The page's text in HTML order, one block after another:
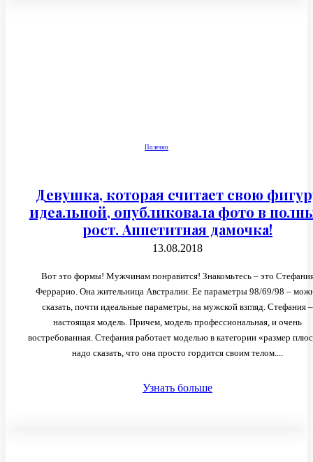
Полезно
Девушка, которая считает свою
идеальной, опубликовала фото в
рост. Аппетитная дамочка!
13.08.2018
Вот это формы! Мужчинам понравится! Знакомьтесь – это
Феррарио. Она жительница Австралии. Ее параметры 98/69/98 –
сказать, почти идеальные параметры, на мужской взгляд. Стефания –
настоящая модель. Причем, модель профессиональная, и очень
востребованная. Стефания работает моделью в категории «размер
надо сказать, что она просто гордится своим телом....
Узнать больше